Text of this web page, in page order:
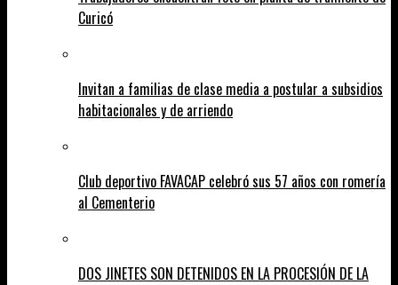
Curicó
Invitan a familias de clase media a postular a subsidios
habitacionales y de arriendo
Club deportivo FAVACAP celebró sus 57 años con romería
al Cementerio
DOS JINETES SON DETENIDOS EN LA PROCESIÓN DE LA